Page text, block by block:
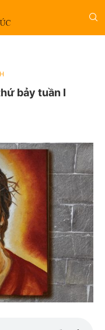
bảy tuần I